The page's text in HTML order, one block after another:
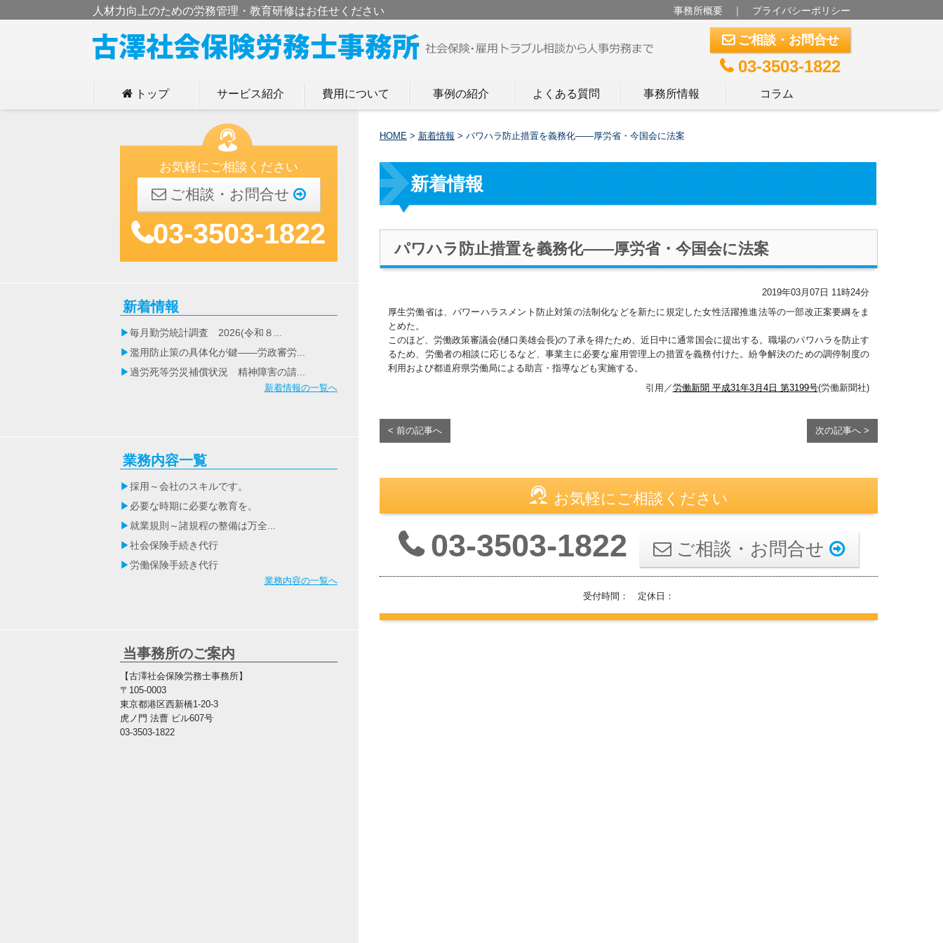
人材力向上のための労務管理・教育研修はお任せください 事務所概要 ｜ プライバシーポリシー
mご相談・お問合せ
t03-3503-1822
hトップ サービス紹介 費用について 事例の紹介 よくある質問 事務所情報 コラム
HOME> 新着情報 > パワハラ防止措置を義務化――厚労省・今国会に法案
新着情報
パワハラ防止措置を義務化――厚労省・今国会に法案
2019年03月07日 11時24分
厚生労働省は、パワーハラスメント防止対策の法制化などを新たに規定した女性活躍推進法等の一部改正案要綱をま
とめた。
このほど、労働政策審議会(樋口美雄会長)の了承を得たため、近日中に通常国会に提出する。職場のパワハラを防止す
るため、労働者の相談に応じるなど、事業主に必要な雇用管理上の措置を義務付けた。紛争解決のための調停制度の
利用および都道府県労働局による助言・指導なども実施する。
引用／労働新聞 平成31年3月4日 第3199号(労働新聞社)
< 前の記事へ 次の記事へ >
お気軽にご相談ください
03-3503-1822 ご相談・お問合せ
受付時間： 定休日：
お気軽にご相談ください
ご相談・お問合せ
03-3503-1822
新着情報
毎月勤労統計調査 2026(令和８...
濫用防止策の具体化が鍵――労政審労...
過労死等労災補償状況 精神障害の請...
新着情報の一覧へ
業務内容一覧
採用～会社のスキルです。
必要な時期に必要な教育を。
就業規則～諸規程の整備は万全...
社会保険手続き代行
労働保険手続き代行
業務内容の一覧へ
当事務所のご案内
【古澤社会保険労務士事務所】
〒105-0003
東京都港区西新橋1-20-3
虎ノ門 法曹 ビル607号
03-3503-1822